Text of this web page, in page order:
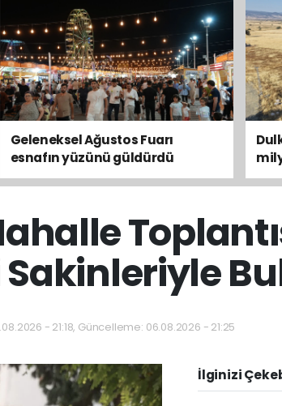
Geleneksel Ağustos Fuarı
esnafın yüzünü güldürdü
- 21:18, Güncelleme: 06.08.2026 - 21:25
İlginizi